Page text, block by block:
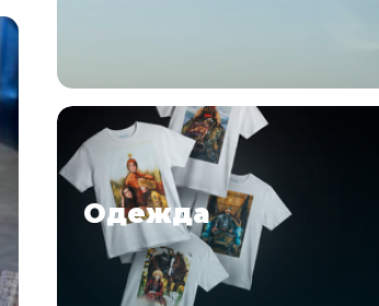
ㅤㅤㅤㅤㅤㅤㅤㅤㅤㅤㅤㅤОдежда